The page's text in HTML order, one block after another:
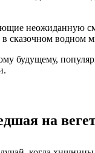
неожиданную
сказочном водном
будущему,
на